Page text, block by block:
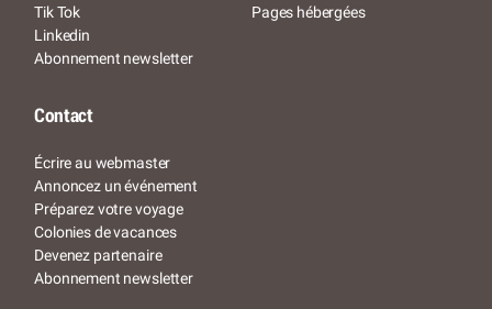
Tik Tok
Linkedin
Abonnement newsletter
Pages hébergées
Contact
Écrire au webmaster
Annoncez un événement
Préparez votre voyage
Colonies de vacances
Devenez partenaire
Abonnement newsletter